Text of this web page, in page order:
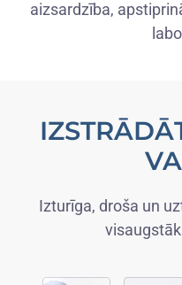
aizsardzība,
Izturīga, droša un